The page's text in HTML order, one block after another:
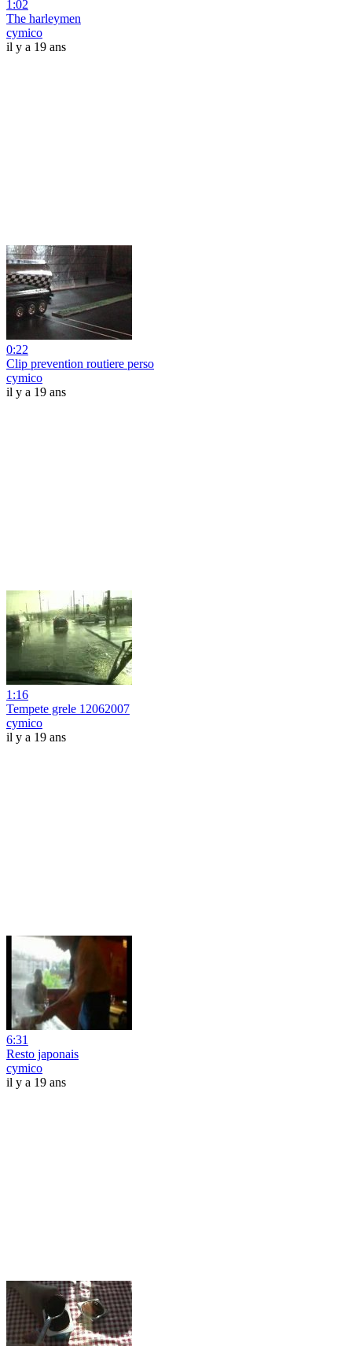
1:02
The harleymen
cymico
il y a 19 ans
0:22
Clip prevention routiere perso
cymico
il y a 19 ans
1:16
Tempete grele 12062007
cymico
il y a 19 ans
6:31
Resto japonais
cymico
il y a 19 ans